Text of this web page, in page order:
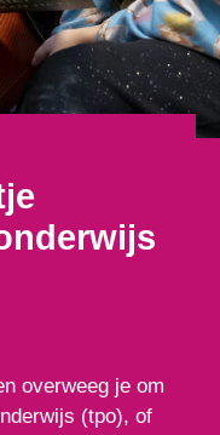
overweeg je om
(tpo), of